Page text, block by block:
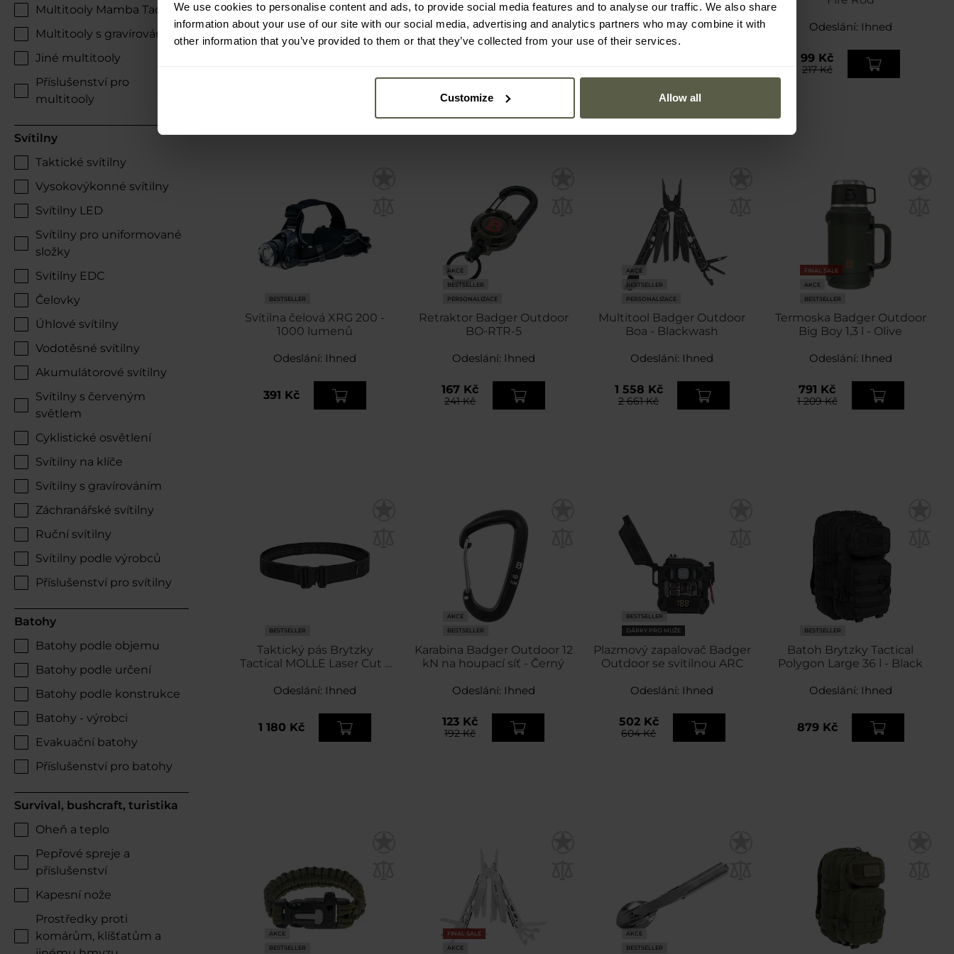
We use cookies to personalise content and ads, to provide social media features and to analyse our traffic. We also share
information about your use of our site with our social media, advertising and analytics partners who may combine it with
other information that you’ve provided to them or that they’ve collected from your use of their services.
Customize Allow all
Multitooly Mamba Tac
Multitooly s gravírováním
Jiné multitooly
Příslušenství pro
multitooly
Svítilny
Taktické svítilny
Vysokovýkonné svítilny
Svítilny LED
Svítilny pro uniformované
složky
Svítilny EDC
Čelovky
Úhlové svítilny
Vodotěsné svítilny
Akumulátorové svítilny
Svítilny s červeným
světlem
Cyklistické osvětlení
Svítilny na klíče
Svítilny s gravírováním
Záchranářské svítilny
Ruční svítilny
Svítilny podle výrobců
Příslušenství pro svítilny
Batohy
Batohy podle objemu
Batohy podle určení
Batohy podle konstrukce
Batohy - výrobci
Evakuační batohy
Příslušenství pro batohy
Survival, bushcraft, turistika
Oheň a teplo
Pepřové spreje a
příslušenství
Kapesní nože
Prostředky proti
komárům, klíšťatům a
Odeslání:Ihned
Odeslání:Ihned
Odeslání:Ihned
Odeslání: Ihned
99 Kč
217 Kč
BESTSELLER
Svítilna čelová XRG 200 -
1000 lumenů
Odeslání: Ihned
391 Kč
AKCE
BESTSELLER
PERSONALIZACE
Retraktor Badger Outdoor
BO-RTR-5
Odeslání: Ihned
167 Kč
241 Kč
AKCE
BESTSELLER
PERSONALIZACE
Multitool Badger Outdoor
Boa - Blackwash
Odeslání: Ihned
1 558 Kč
2 661 Kč
FINAL SALE
AKCE
BESTSELLER
Termoska Badger Outdoor
Big Boy 1,3 l - Olive
Odeslání: Ihned
791 Kč
1 209 Kč
BESTSELLER
Taktický pás Brytzky
Tactical MOLLE Laser Cut s
Odeslání: Ihned
1 180 Kč
AKCE
BESTSELLER
Karabina Badger Outdoor 12
kN na houpací síť - Černý
Odeslání: Ihned
123 Kč
192 Kč
BESTSELLER
DÁRKY PRO MUŽE
Plazmový zapalovač Badger
Outdoor se svítilnou ARC
Odeslání: Ihned
502 Kč
604 Kč
BESTSELLER
Batoh Brytzky Tactical
Polygon Large 36 l - Black
Odeslání: Ihned
879 Kč
AKCE
BESTSELLER
FINAL SALE
AKCE
AKCE
BESTSELLER